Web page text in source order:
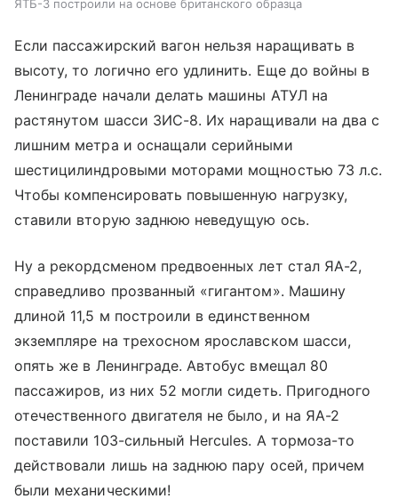
ЯТБ-3 построили на основе британского образца
Если пассажирский вагон нельзя наращивать в
высоту, то логично его удлинить. Еще до войны в
Ленинграде начали делать машины АТУЛ на
растянутом шасси ЗИС-8. Их наращивали на два с
лишним метра и оснащали серийными
шестицилиндровыми моторами мощностью 73 л.с.
Чтобы компенсировать повышенную нагрузку,
ставили вторую заднюю неведущую ось.
Ну а рекордсменом предвоенных лет стал ЯА-2,
справедливо прозванный «гигантом». Машину
длиной 11,5 м построили в единственном
экземпляре на трехосном ярославском шасси,
опять же в Ленинграде. Автобус вмещал 80
пассажиров, из них 52 могли сидеть. Пригодного
отечественного двигателя не было, и на ЯА-2
поставили 103-сильный Hercules. А тормоза-то
действовали лишь на заднюю пару осей, причем
были механическими!